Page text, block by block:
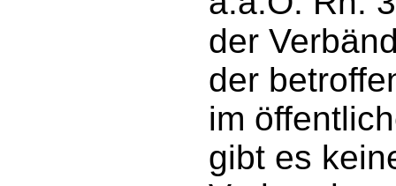
der
der
im
gibt es